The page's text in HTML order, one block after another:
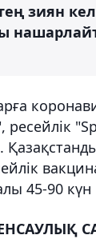
зиян
ресейлік
45-90